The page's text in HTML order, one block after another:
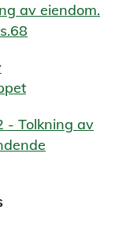
av eiendom.
- Tolkning av